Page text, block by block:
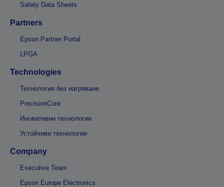
Safety Data Sheets
Partners
Epson Partner Portal
LPGA
Technologies
Технология без нагряване
PrecisionCore
Иновативни технологии
Устойчиви технологии
Company
Executive Team
Epson Europe Electronics